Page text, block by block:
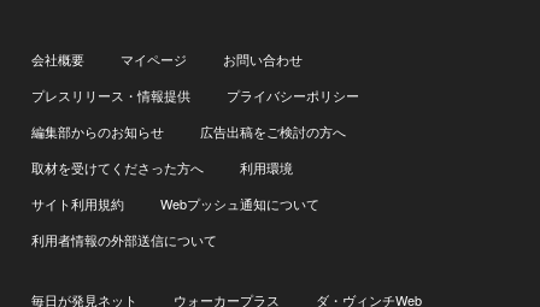
会社概要 マイページ
お問い合わせ
プレスリリース・情報提供
プライバシーポリシー
編集部からのお知らせ
広告出稿をご検討の方へ
取材を受けてくださった方へ
利用環境
サイト利用規約
Webプッシュ通知について
利用者情報の外部送信について
毎日が発見ネット ウォーカープラス ダ・ヴィンチWeb